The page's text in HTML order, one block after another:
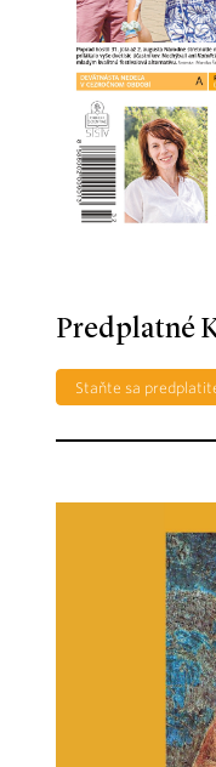
Predplatné
Staňte sa